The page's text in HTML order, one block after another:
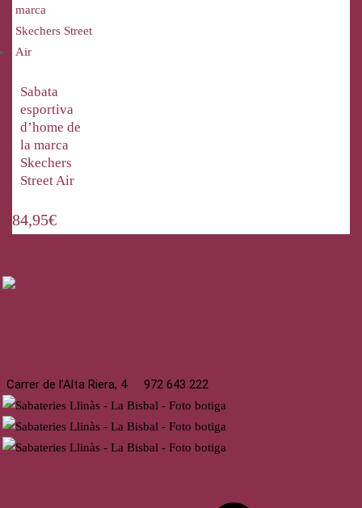
Sabata
esportiva
d’home de
la marca
Skechers
Street Air
84,95€
Carrer de l’Alta Riera, 4 972 643 222